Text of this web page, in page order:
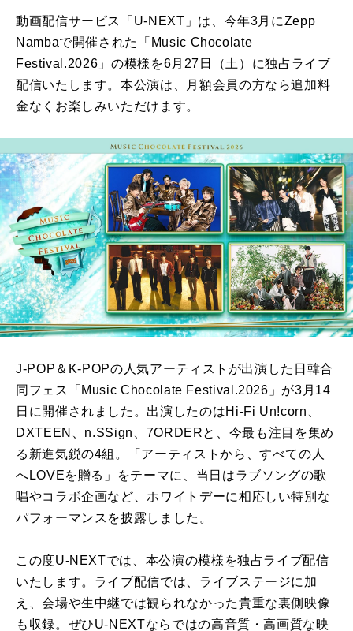
動画配信サービス「U-NEXT」は、今年3月にZepp
Nambaで開催された「Music Chocolate
Festival.2026」の模様を6月27日（土）に独占ライブ
配信いたします。本公演は、月額会員の方なら追加料
金なくお楽しみいただけます。
J-POP＆K-POPの人気アーティストが出演した日韓合
同フェス「Music Chocolate Festival.2026」が3月14
日に開催されました。出演したのはHi-Fi Un!corn、
DXTEEN、n.SSign、7ORDERと、今最も注目を集め
る新進気鋭の4組。「アーティストから、すべての人
へLOVEを贈る」をテーマに、当日はラブソングの歌
唱やコラボ企画など、ホワイトデーに相応しい特別な
パフォーマンスを披露しました。
この度U-NEXTでは、本公演の模様を独占ライブ配信
いたします。ライブ配信では、ライブステージに加
え、会場や生中継では観られなかった貴重な裏側映像
も収録。ぜひU-NEXTならではの高音質・高画質な映